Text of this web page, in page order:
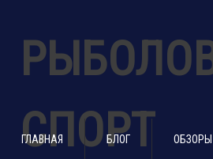
СПОРТ
ГЛАВНАЯ БЛОГ ОБЗОРЫ